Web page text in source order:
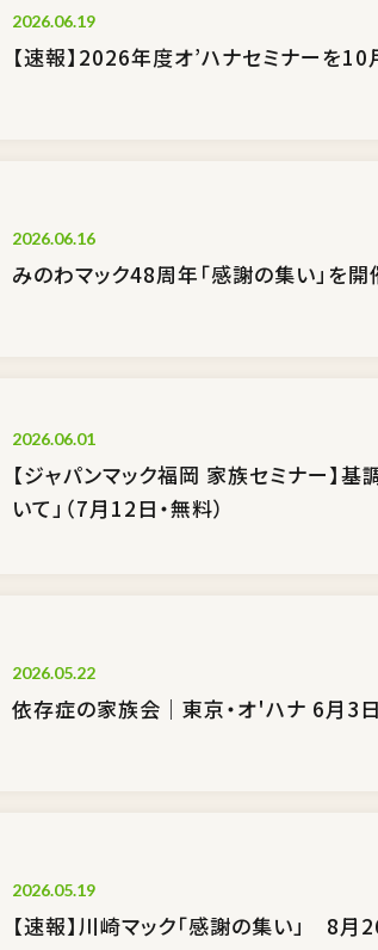
2026.06.19
【速報】2026年度オ’ハナセミナーを
2026.06.16
みのわマック48周年「感謝の集い」
2026.06.01
【ジャパンマック福岡 家族セミナー】
いて」（7月12日・無料）
2026.05.22
依存症の家族会｜東京・オ'ハナ 6月3日
2026.05.19
【速報】川崎マック「感謝の集い」 8月